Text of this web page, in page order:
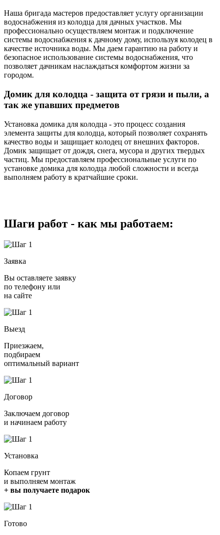
Наша бригада мастеров предоставляет услугу организации
водоснабжения из колодца для дачных участков. Мы
профессионально осуществляем монтаж и подключение
системы водоснабжения к дачному дому, используя колодец в
качестве источника воды. Мы даем гарантию на работу и
безопасное использование системы водоснабжения, что
позволяет дачникам наслаждаться комфортом жизни за
городом.
Домик для колодца - защита от грязи и пыли, а
так же упавших предметов
Установка домика для колодца - это процесс создания
элемента защиты для колодца, который позволяет сохранять
качество воды и защищает колодец от внешних факторов.
Домик защищает от дождя, снега, мусора и других твердых
частиц. Мы предоставляем профессиональные услуги по
установке домика для колодца любой сложности и всегда
выполняем работу в кратчайшие сроки.
Шаги работ - как мы работаем:
Заявка
Вы оставляете заявку
по телефону или
на сайте
Выезд
Приезжаем,
подбираем
оптимальный вариант
Договор
Заключаем договор
и начинаем работу
Установка
Копаем грунт
и выполняем монтаж
+ вы получаете подарок
Готово